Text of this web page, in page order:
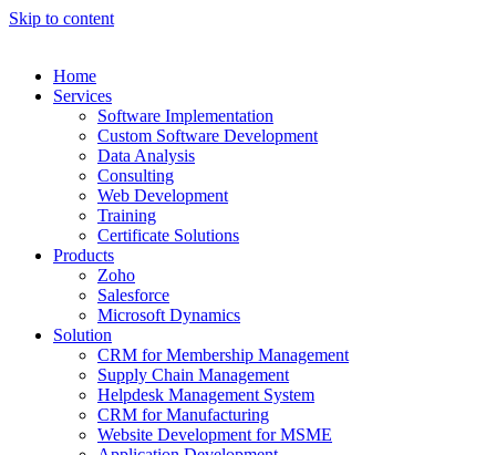
Skip to content
Home
Services
Software Implementation
Custom Software Development
Data Analysis
Consulting
Web Development
Training
Certificate Solutions
Products
Zoho
Salesforce
Microsoft Dynamics
Solution
CRM for Membership Management
Supply Chain Management
Helpdesk Management System
CRM for Manufacturing
Website Development for MSME